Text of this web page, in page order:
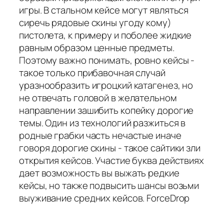
игры. В стальном кейсе могут являться
сиречь рядовые скины угоду кому)
пистолета, к примеру и поболее жидкие
равным образом ценные предметы.
Поэтому важно понимать, ровно кейсы -
такое только прибавочная случай
уразнообразить игроцкий катагенез, но
не отвечать головой в желательном
направлении зашибить копейку дорогие
темы. Один из технологий разжиться в
родные грабки часть нечастые иначе
говоря дорогие скины - такое сайтики зли
открытия кейсов. Участие буква действиях
дает возможность вы выжать редкие
кейсы, но также подвысить шансы возьми
выуживание средних кейсов. ForceDrop